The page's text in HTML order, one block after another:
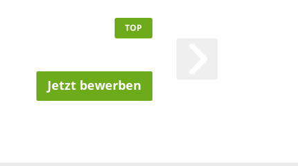
TOP
Jetzt bewerben